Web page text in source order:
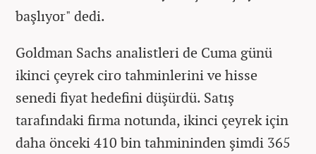
başlıyor" dedi.
Goldman Sachs analistleri de Cuma günü
ikinci çeyrek ciro tahminlerini ve hisse
senedi fiyat hedefini düşürdü. Satış
tarafındaki firma notunda, ikinci çeyrek için
daha önceki 410 bin tahmininden şimdi 365